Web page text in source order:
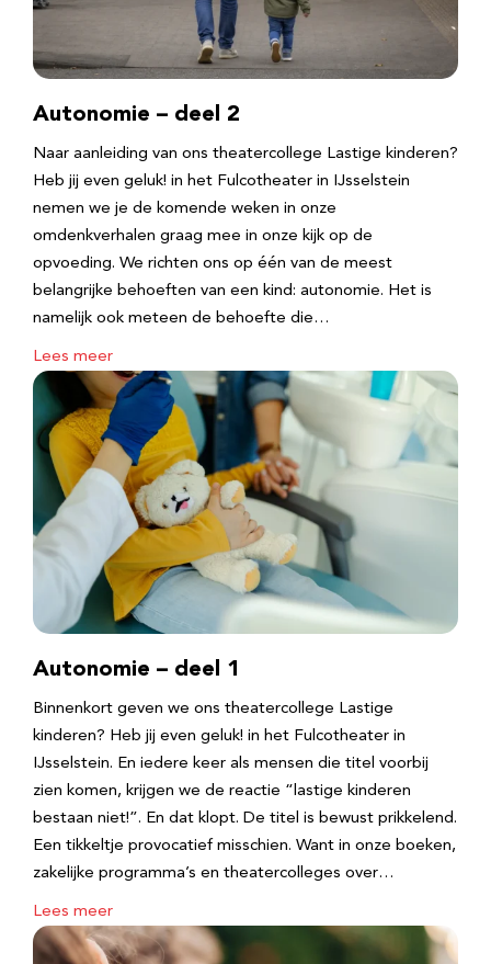
Autonomie – deel 2
Naar aanleiding van ons theatercollege Lastige kinderen?
Heb jij even geluk! in het Fulcotheater in IJsselstein
nemen we je de komende weken in onze
omdenkverhalen graag mee in onze kijk op de
opvoeding. We richten ons op één van de meest
belangrijke behoeften van een kind: autonomie. Het is
namelijk ook meteen de behoefte die…
Lees meer
Autonomie – deel 1
Binnenkort geven we ons theatercollege Lastige
kinderen? Heb jij even geluk! in het Fulcotheater in
IJsselstein. En iedere keer als mensen die titel voorbij
zien komen, krijgen we de reactie “lastige kinderen
bestaan niet!”. En dat klopt. De titel is bewust prikkelend.
Een tikkeltje provocatief misschien. Want in onze boeken,
zakelijke programma’s en theatercolleges over…
Lees meer